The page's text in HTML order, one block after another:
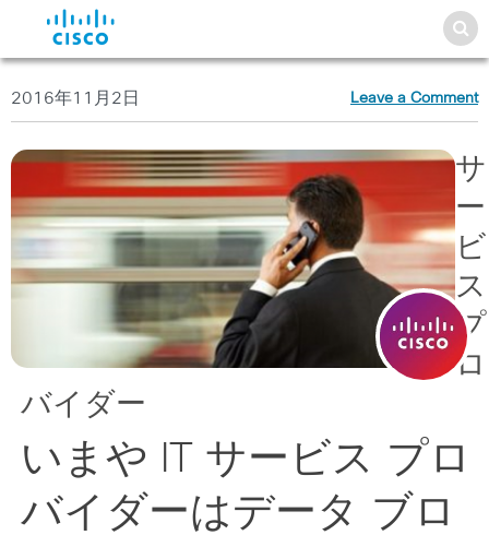
2016年11月2日 Leave a Comment
サ
ー
ビ
ス
プ
ロ
バイダー
いまや IT サービス プロ
バイダーはデータ ブロ